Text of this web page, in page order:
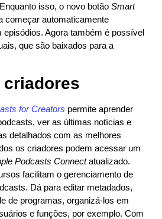
isso, o novo botão Smart
começar automaticamente
episódios. Agora também é possível
que são baixados para a
for Creators permite aprender
ver as últimas notícias e
detalhados com as melhores
os criadores podem acessar um
Podcasts Connectatualizado.
facilitam o gerenciamento de
Dá para editar metadados,
de programas, organizá-los em
e funções, por exemplo. Com